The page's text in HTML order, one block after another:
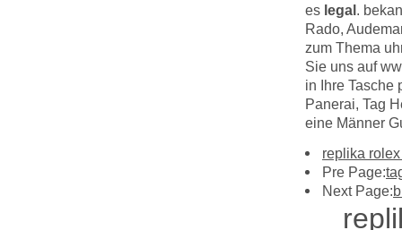
es legal .
Rado,
zum Thema
Sie uns auf
in Ihre Tasche
Panerai, Tag
eine Männer
replika
Pre Page:
Next Page: